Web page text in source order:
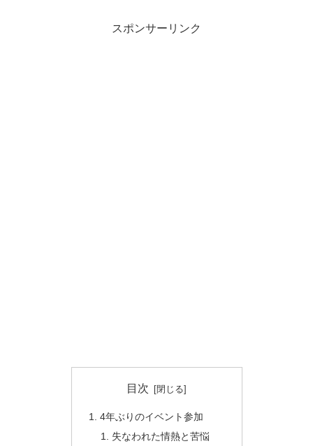
スポンサーリンク
目次
4年ぶりのイベント参加
失なわれた情熱と苦悩